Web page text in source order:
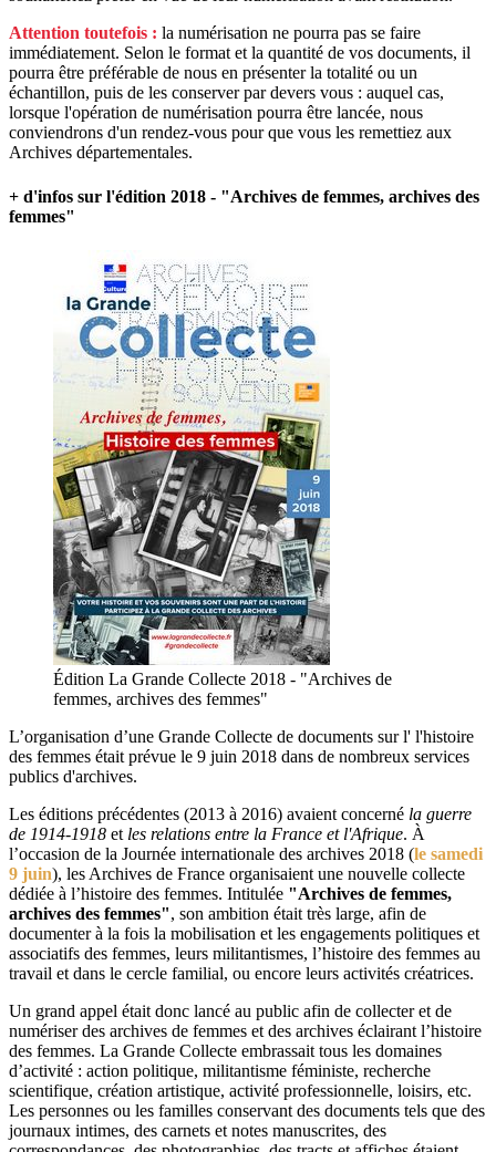
Attention toutefois : la numérisation ne pourra pas se faire
immédiatement. Selon le format et la quantité de vos documents, il
pourra être préférable de nous en présenter la totalité ou un
échantillon, puis de les conserver par devers vous : auquel cas,
lorsque l'opération de numérisation pourra être lancée, nous
conviendrons d'un rendez-vous pour que vous les remettiez aux
Archives départementales.
+ d'infos sur l'édition 2018 - "Archives de femmes, archives des
femmes"
Édition La Grande Collecte 2018 - "Archives de
femmes, archives des femmes"
L’organisation d’une Grande Collecte de documents sur l' l'histoire
des femmes était prévue le 9 juin 2018 dans de nombreux services
publics d'archives.
Les éditions précédentes (2013 à 2016) avaient concerné la guerre
de 1914-1918 et les relations entre la France et l'Afrique. À
l’occasion de la Journée internationale des archives 2018 (le samedi
9 juin), les Archives de France organisaient une nouvelle collecte
dédiée à l’histoire des femmes. Intitulée "Archives de femmes,
archives des femmes", son ambition était très large, afin de
documenter à la fois la mobilisation et les engagements politiques et
associatifs des femmes, leurs militantismes, l’histoire des femmes au
travail et dans le cercle familial, ou encore leurs activités créatrices.
Un grand appel était donc lancé au public afin de collecter et de
numériser des archives de femmes et des archives éclairant l’histoire
des femmes. La Grande Collecte embrassait tous les domaines
d’activité : action politique, militantisme féministe, recherche
scientifique, création artistique, activité professionnelle, loisirs, etc.
Les personnes ou les familles conservant des documents tels que des
journaux intimes, des carnets et notes manuscrites, des